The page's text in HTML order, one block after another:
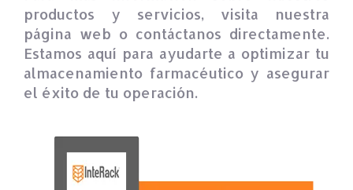
productos y servicios, visita nuestra
página web o contáctanos directamente.
Estamos aquí para ayudarte a optimizar tu
almacenamiento farmacéutico y asegurar
el éxito de tu operación.